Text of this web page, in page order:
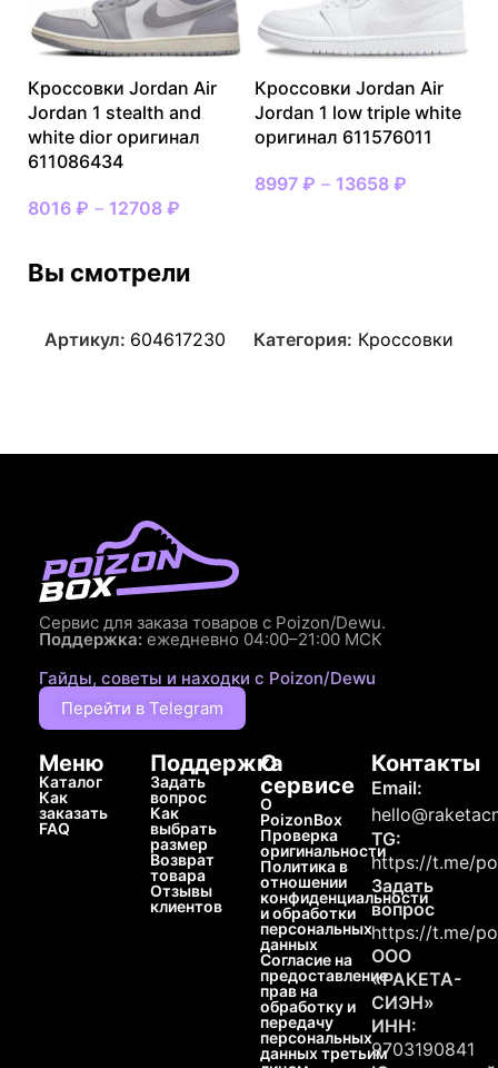
Кроссовки Jordan Air
Jordan 1 stealth and
white dior оригинал
611086434
8016 ₽ – 12708 ₽
Кроссовки Jordan Air
Jordan 1 low triple white
оригинал 611576011
8997 ₽ – 13658 ₽
Вы смотрели
Артикул: 604617230 Категория: Кроссовки
Сервис для заказа товаров с Poizon/Dewu.
Поддержка: ежедневно 04:00–21:00 МСК
Гайды, советы и находки с Poizon/Dewu
Перейти в Telegram
Меню
Каталог
Как
заказать
FAQ
Поддержка
Задать
вопрос
Как
выбрать
размер
Возврат
товара
Отзывы
клиентов
О
сервисе
О
PoizonBox
Проверка
оригинальности
Политика в
отношении
конфиденциальности
и обработки
персональных
данных
Согласие на
предоставление
прав на
обработку и
передачу
персональных
данных третьим
Контакты
Email:
TG:
https://t.me/
Задать
вопрос
https://t.me/
ООО
«РАКЕТА-
СИЭН»
ИНН:
9703190841